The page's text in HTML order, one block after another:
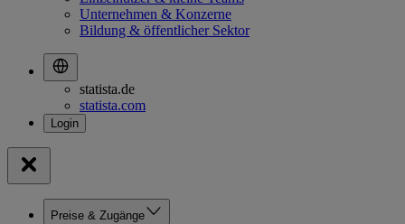
Unternehmen & Konzerne
Bildung & öffentlicher Sektor
statista.de
statista.com
Preise & Zugänge